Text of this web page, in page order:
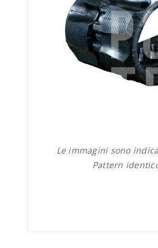
Le immagini sono
Pattern